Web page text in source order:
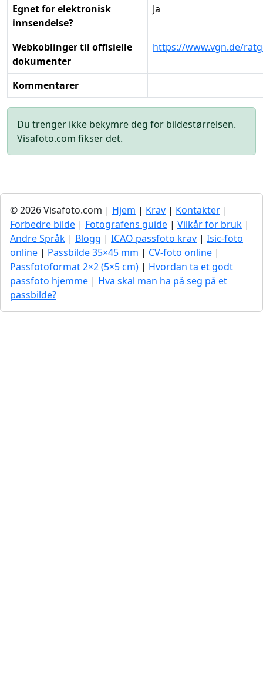
Egnet for elektronisk
innsendelse?
Ja
Webkoblinger til offisielle
dokumenter
https://www.vgn.de/
Kommentarer
Du trenger ikke bekymre deg for bildestørrelsen.
Visafoto.com fikser det.
© 2026 Visafoto.com | Hjem | Krav | Kontakter |
Forbedre bilde | Fotografens guide | Vilkår for bruk |
Andre Språk | Blogg | ICAO passfoto krav | Isic-foto
online | Passbilde 35×45 mm | CV-foto online |
Passfotoformat 2×2 (5×5 cm) | Hvordan ta et godt
passfoto hjemme | Hva skal man ha på seg på et
passbilde?